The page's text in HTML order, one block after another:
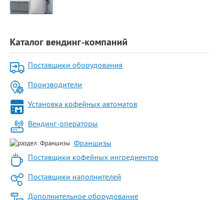
Каталог вендинг-компаний
Поставщики оборудования
Производители
Установка кофейных автоматов
Вендинг-операторы
Франшизы
Поставщики кофейных ингредиентов
Поставщики наполнителей
Дополнительное оборудование